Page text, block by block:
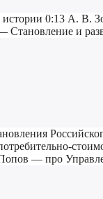
0:13 А.
и
Попов — про